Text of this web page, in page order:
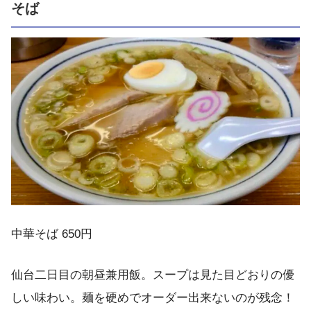
そば
中華そば 650円
仙台二日目の朝昼兼用飯。スープは見た目どおりの優
しい味わい。麺を硬めでオーダー出来ないのが残念！